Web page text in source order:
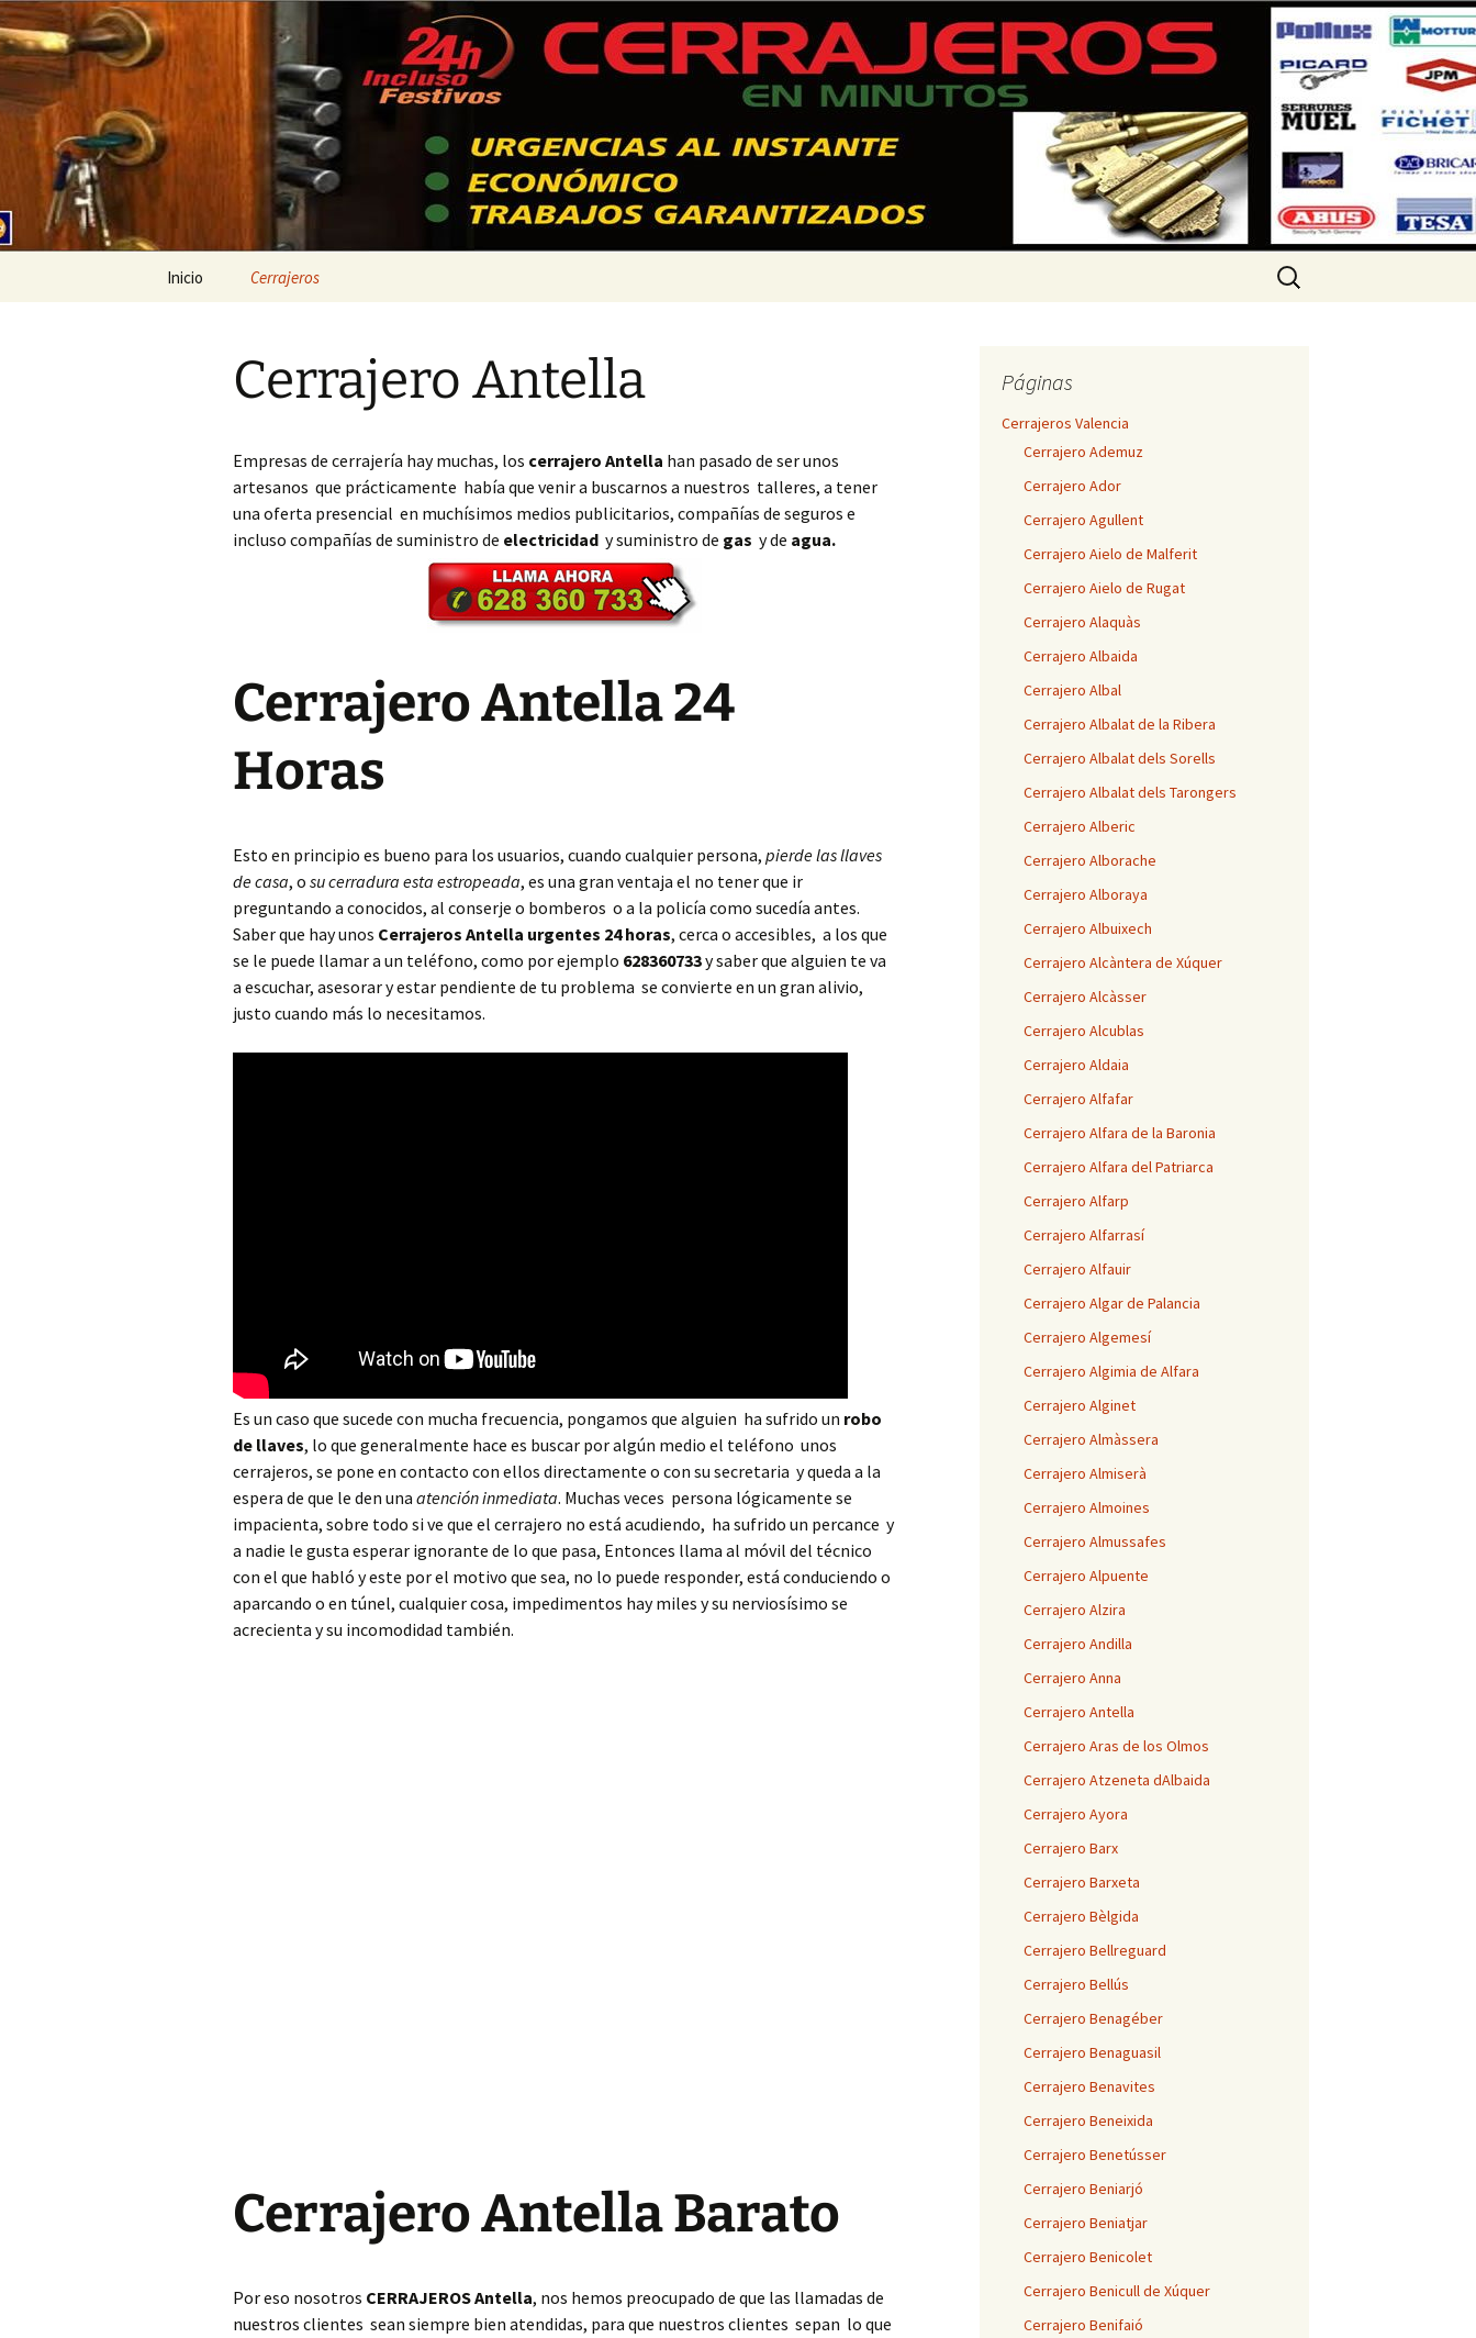
Ir
al
contenido
Cerrajeros Valencia – 628 360 733
Inicio Cerrajeros
Cerrajero Ador
Cerrajero Aielo de
Malferit
Cerrajero Aielo de Rugat
Cerrajero Albal
Cerrajero Albalat de la
Ribera
Cerrajero Albalat dels
Tarongers
Cerrajero Alberic
Cerrajero Alborache
Cerrajero Alfafar
Cerrajero Alfara de la
Baronia
Cerrajero Alfara del
Patriarca
Cerrajero Alfarp
Cerrajero Alfarrasí
Cerrajero Alfauir
Cerrajero Andilla
Cerrajero Antella
Buscar:
Cerrajero Antella
Empresas de cerrajería hay muchas, los cerrajero Antella han pasado de ser unos
artesanos que prácticamente había que venir a buscarnos a nuestros talleres, a tener
una oferta presencial en muchísimos medios publicitarios, compañías de seguros e
incluso compañías de suministro de electricidad y suministro de gas y de agua.
Cerrajero Antella 24
Horas
Esto en principio es bueno para los usuarios, cuando cualquier persona, pierde las llaves
de casa, o su cerradura esta estropeada, es una gran ventaja el no tener que ir
preguntando a conocidos, al conserje o bomberos o a la policía como sucedía antes.
Saber que hay unos Cerrajeros Antella urgentes 24 horas, cerca o accesibles, a los que
se le puede llamar a un teléfono, como por ejemplo 628360733y saber que alguien te va
a escuchar, asesorar y estar pendiente de tu problema se convierte en un gran alivio,
justo cuando más lo necesitamos.
Es un caso que sucede con mucha frecuencia, pongamos que alguien ha sufrido un robo
de llaves, lo que generalmente hace es buscar por algún medio el teléfono unos
cerrajeros, se pone en contacto con ellos directamente o con su secretaria y queda a la
espera de que le den una atención inmediata. Muchas veces persona lógicamente se
impacienta, sobre todo si ve que el cerrajero no está acudiendo, ha sufrido un percance y
a nadie le gusta esperar ignorante de lo que pasa, Entonces llama al móvil del técnico
con el que habló y este por el motivo que sea, no lo puede responder, está conduciendo o
aparcando o en túnel, cualquier cosa, impedimentos hay miles y su nerviosísimo se
acrecienta y su incomodidad también.
Cerrajero Antella Barato
Por eso nosotros CERRAJEROS Antella, nos hemos preocupado de que las llamadas de
nuestros clientes sean siempre bien atendidas, para que nuestros clientes sepan lo que
Páginas
Cerrajeros Valencia
Cerrajero Ademuz
Cerrajero Ador
Cerrajero Agullent
Cerrajero Aielo de Malferit
Cerrajero Aielo de Rugat
Cerrajero Alaquàs
Cerrajero Albaida
Cerrajero Albal
Cerrajero Albalat de la Ribera
Cerrajero Albalat dels Sorells
Cerrajero Albalat dels Tarongers
Cerrajero Alberic
Cerrajero Alborache
Cerrajero Alboraya
Cerrajero Albuixech
Cerrajero Alcàntera de Xúquer
Cerrajero Alcàsser
Cerrajero Alcublas
Cerrajero Aldaia
Cerrajero Alfafar
Cerrajero Alfara de la Baronia
Cerrajero Alfara del Patriarca
Cerrajero Alfarp
Cerrajero Alfarrasí
Cerrajero Alfauir
Cerrajero Algar de Palancia
Cerrajero Algemesí
Cerrajero Algimia de Alfara
Cerrajero Alginet
Cerrajero Almàssera
Cerrajero Almiserà
Cerrajero Almoines
Cerrajero Almussafes
Cerrajero Alpuente
Cerrajero Alzira
Cerrajero Andilla
Cerrajero Anna
Cerrajero Antella
Cerrajero Aras de los Olmos
Cerrajero Atzeneta dAlbaida
Cerrajero Ayora
Cerrajero Barx
Cerrajero Barxeta
Cerrajero Bèlgida
Cerrajero Bellreguard
Cerrajero Bellús
Cerrajero Benagéber
Cerrajero Benaguasil
Cerrajero Benavites
Cerrajero Beneixida
Cerrajero Benetússer
Cerrajero Beniarjó
Cerrajero Beniatjar
Cerrajero Benicolet
Cerrajero Benicull de Xúquer
Cerrajero Benifaió